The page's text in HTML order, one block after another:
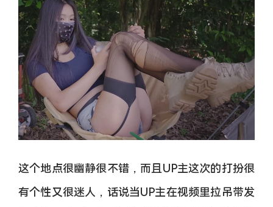
这个地点很幽静很不错，而且UP主这次的打扮很
有个性又很迷人，话说当UP主在视频里拉吊带发